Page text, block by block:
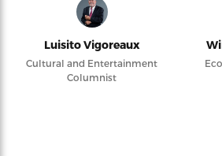
Luisito Vigoreaux
Cultural and Entertainment
Columnist